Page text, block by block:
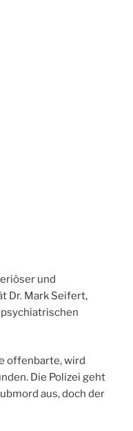
und
Dr. Mark Seifert,
offenbarte, wird
Die Polizei geht
aus, doch der